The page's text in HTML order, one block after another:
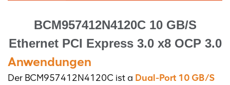
BCM957412N4120C 10 GB/S
Ethernet PCI Express 3.0 x8 OCP 3.0
Anwendungen
Der BCM957412N4120C ist a Dual-Port 10 GB/S